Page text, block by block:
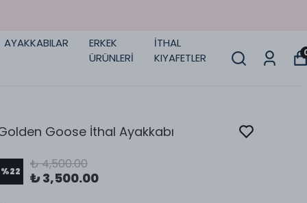
AYAKKABILAR
ERKEK
ÜRÜNLERİ
İTHAL
KIYAFETLER
Goose İthal Ayakkabı
%22 ₺ 4,500.00
₺ 3,500.00